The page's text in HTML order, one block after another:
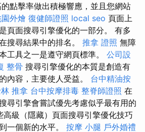
點擊率做出積極響應，並且您網站
外燴 復健師證照 local seo 頁面上
頁面搜尋引擎優化的一部分。 有多
搜尋結果中的排名。 推拿 證照 無障
工具之一是遵守網頁標準。 公司設
整骨 搜尋引擎優化的本質是創造有
內容，主要使人受益。 台中精油按
推拿 台中按摩排毒 整脊師證照 在
尋引擎會嘗試優先考慮似乎最有用的
級（隱藏）頁面搜尋引擎優化技巧
一個新的水平。 按摩 小腿 戶外婚禮